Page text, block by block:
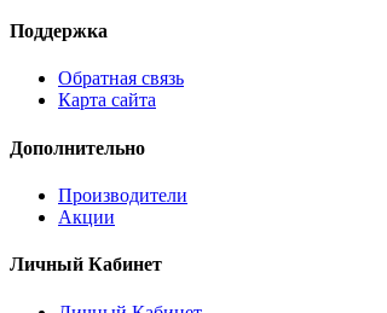
Поддержка
Обратная связь
Карта сайта
Дополнительно
Производители
Акции
Личный Кабинет